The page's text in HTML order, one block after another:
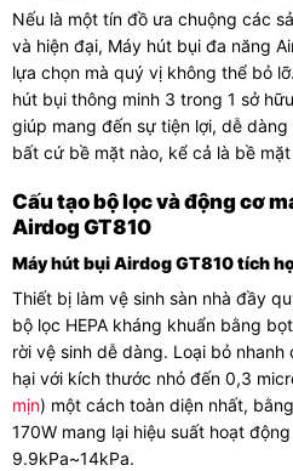
Nếu là một tín đồ ưa chuộng các
và hiện đại, Máy hút bụi đa năng
lựa chọn mà quý vị không thể bỏ
hút bụi thông minh 3 trong 1 sở
giúp mang đến sự tiện lợi, dễ
bất cứ bề mặt nào, kể cả là bề
Cấu tạo bộ lọc và động cơ
Airdog GT810
Máy hút bụi Airdog GT810 tích
Thiết bị làm vệ sinh sàn nhà đầy
bộ lọc HEPA kháng khuẩn bằng
rời vệ sinh dễ dàng. Loại bỏ
hại với kích thước nhỏ đến 0,3
mịn) một cách toàn diện nhất,
170W mang lại hiệu suất hoạt
9.9kPa~14kPa.